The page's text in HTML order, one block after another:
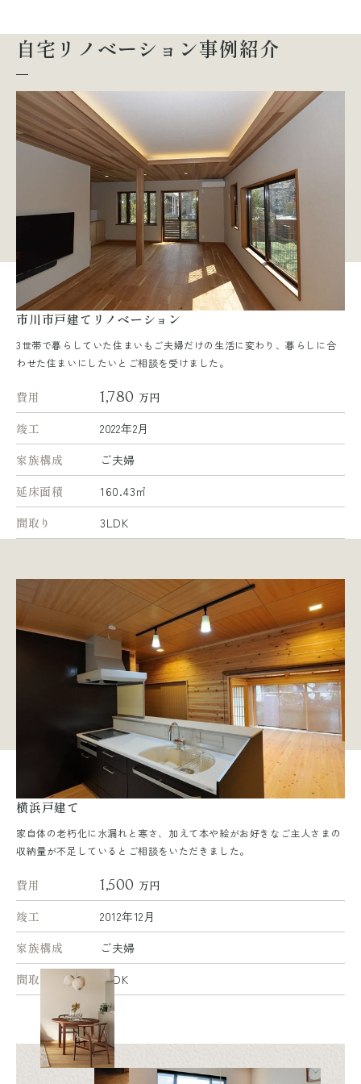
自宅リノベーション事例紹介
市川市戸建てリノベーション
3世帯で暮らしていた住まいもご夫婦だけの生活に変わり、暮らしに合
わせた住まいにしたいとご相談を受けました。
費用 1,780 万円
竣工
2022年2月
家族構成
ご夫婦
延床面積
160.43㎡
間取り
3LDK
横浜戸建て
家自体の老朽化に水漏れと寒さ、加えて本や絵がお好きなご主人さまの
収納量が不足しているとご相談をいただきました。
費用 1,500 万円
竣工
2012年12月
家族構成
ご夫婦
間取り
3LDK